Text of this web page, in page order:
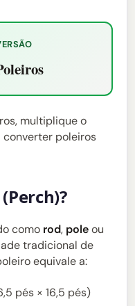
multiplique o
converter poleiros
como rod, poleou
tradicional de
equivale a:
pés × 16,5 pés)